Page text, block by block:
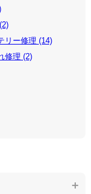
リー修理 (14)
修理 (2)